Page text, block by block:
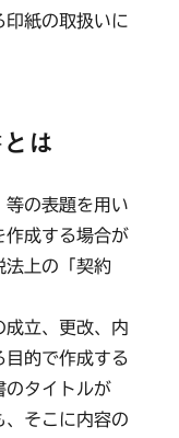
紙の取扱いに
は
の表題を用い
作成する場合が
法上の「契約
立、更改、内
目的で作成する
のタイトルが
、そこに内容の